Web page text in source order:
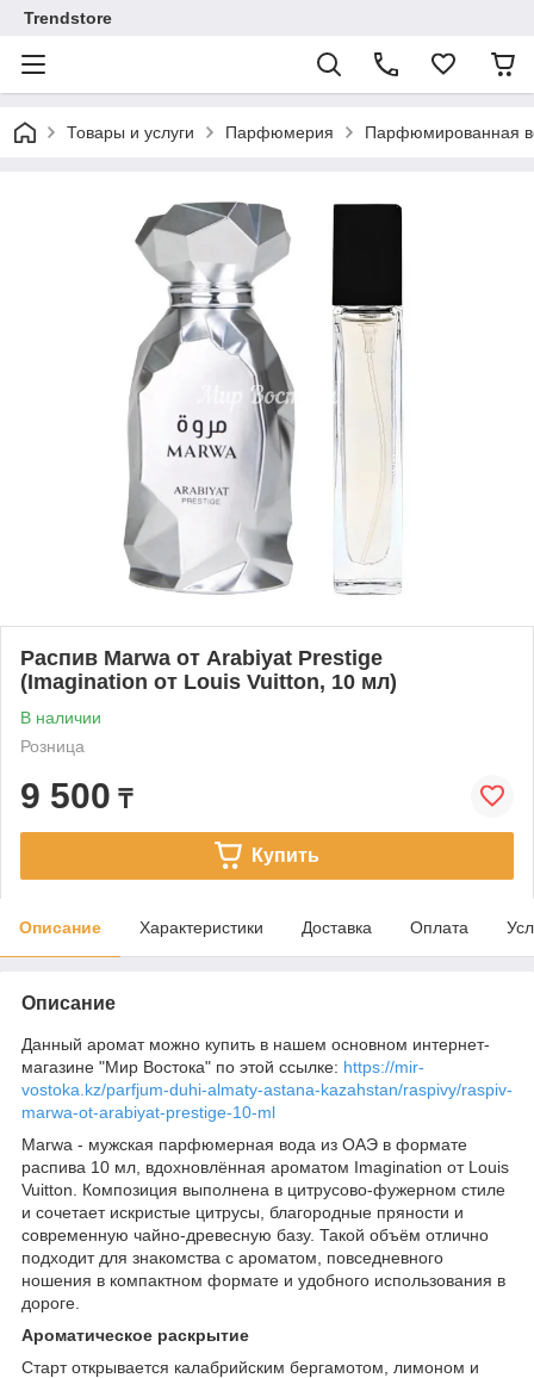
Trendstore
Товары и услуги Парфюмерия Парфюмированная
Распив Marwa от Arabiyat Prestige
(Imagination от Louis Vuitton, 10 мл)
В наличии
Розница
9 500 ₸
Купить
Описание Характеристики Доставка Оплата
Описание
Данный аромат можно купить в нашем основном интернет-
магазине "Мир Востока" по этой ссылке: https://mir-
vostoka.kz/parfjum-duhi-almaty-astana-kazahstan/raspivy/raspiv-
marwa-ot-arabiyat-prestige-10-ml
Marwa - мужская парфюмерная вода из ОАЭ в формате
распива 10 мл, вдохновлённая ароматом Imagination от Louis
Vuitton. Композиция выполнена в цитрусово-фужерном стиле
и сочетает искристые цитрусы, благородные пряности и
современную чайно-древесную базу. Такой объём отлично
подходит для знакомства с ароматом, повседневного
ношения в компактном формате и удобного использования в
дороге.
Ароматическое раскрытие
Старт открывается калабрийским бергамотом, лимоном и